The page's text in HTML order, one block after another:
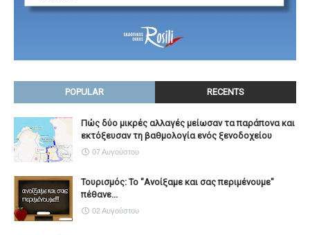
POPULAR RECENTS
Πώς δύο μικρές αλλαγές μείωσαν τα παράπονα και
εκτόξευσαν τη βαθμολογία ενός ξενοδοχείου
07 Αυγούστου
Τουρισμός: Το "Ανοίξαμε και σας περιμένουμε"
πέθανε...
02 Αυγούστου